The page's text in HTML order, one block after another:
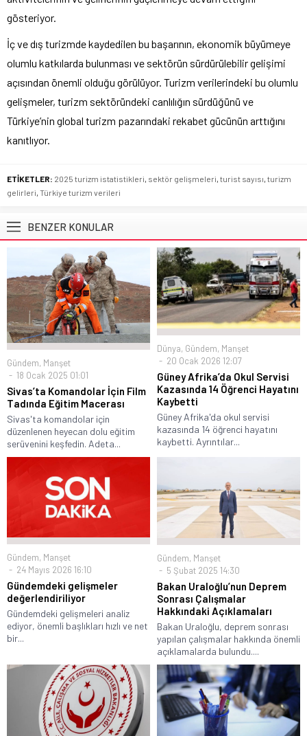
gösteriyor.
İç ve dış turizmde kaydedilen bu başarının, ekonomik büyümeye
olumlu katkılarda bulunması ve sektörün sürdürülebilir gelişimi
açısından önemli olduğu görülüyor. Turizm verilerindeki bu olumlu
gelişmeler, turizm sektöründeki canlılığın sürdüğünü ve
Türkiye’nin global turizm pazarındaki rekabet gücünün arttığını
kanıtlıyor.
ETİKETLER: 2025 turizm istatistikleri, sektör gelişmeleri, turist sayısı, turizm
gelirleri, Türkiye turizm verileri
BENZER KONULAR
Gündem, Manşet
18 Ocak 2025 01:01
Sivas’ta Komandolar İçin Film
Tadında Eğitim Macerası
Sivas'ta komandolar için
düzenlenen heyecan dolu eğitim
serüvenini keşfedin. Adeta...
Dünya, Gündem, Manşet
20 Ocak 2026 12:07
Güney Afrika’da Okul Servisi
Kazasında 14 Öğrenci Hayatını
Kaybetti
Güney Afrika'da okul servisi
kazasında 14 öğrenci hayatını
kaybetti. Ayrıntılar...
Gündem, Manşet
24 Mayıs 2026 16:10
Gündemdeki gelişmeler
değerlendiriliyor
Gündemdeki gelişmeleri analiz
ediyor, önemli başlıkları hızlı ve net
bir...
Gündem, Manşet
5 Şubat 2025 14:30
Bakan Uraloğlu’nun Deprem
Sonrası Çalışmalar
Hakkındaki Açıklamaları
Bakan Uraloğlu, deprem sonrası
yapılan çalışmalar hakkında önemli
açıklamalarda bulundu....